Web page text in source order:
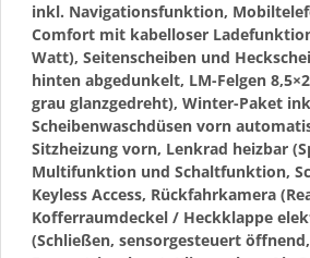
inkl. Navigationsfunktion,
Comfort mit kabelloser
Watt), Seitenscheiben und
hinten abgedunkelt, LM-Felgen
grau glanzgedreht), Winter-Paket
Scheibenwaschdüsen vorn
Sitzheizung vorn, Lenkrad heizbar
Multifunktion und Schaltfunktion,
Keyless Access, Rückfahrkamera
Kofferraumdeckel / Heckklappe
(Schließen, sensorgesteuert öffnend,